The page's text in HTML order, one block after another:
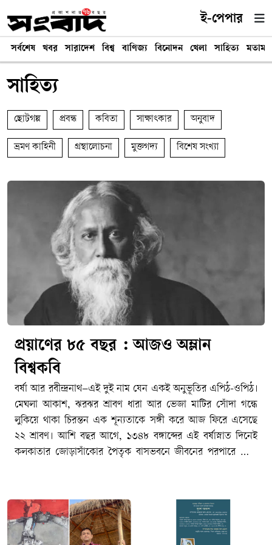
ই-পেপার
সর্বশেষ খবর সারাদেশ বিশ্ব বাণিজ্য বিনোদন খেলা সাহিত্য মতামত
সাহিত্য
ছোটগল্প প্রবন্ধ কবিতা সাক্ষাৎকার অনুবাদ
ভ্রমণ কাহিনী গ্রন্থালোচনা মুক্তগদ্য বিশেষ সংখ্যা
প্রয়াণের ৮৫ বছর : আজও অম্লান
বিশ্বকবি
বর্ষা আর রবীন্দ্রনাথ–এই দুই নাম যেন একই অনুভূতির এপিঠ-ওপিঠ।
মেঘলা আকাশ, ঝরঝর শ্রাবণ ধারা আর ভেজা মাটির সোঁদা গন্ধে
লুকিয়ে থাকা চিরন্তন এক শূন্যতাকে সঙ্গী করে আজ ফিরে এসেছে
২২ শ্রাবণ। আশি বছর আগে, ১৩৪৮ বঙ্গাব্দের এই বর্ষাস্নাত দিনেই
কলকাতার জোড়াসাঁকোর পৈতৃক বাসভবনে জীবনের পরপারে পাড়ি
গেলেও বাঙালির হৃদয়ে তিনি এতটুকু পুরোনো হননি। জীবনের
অনাবিল আনন্দ, গভীর বেদনা, বিরহ-মিলন কিংবা প্রার্থনা–মানুষের
মনস্তাত্ত্বিক প্রতিচ্ছবির প্রতিটি নিবিড় কোণে আজও তিনি একইভাবে